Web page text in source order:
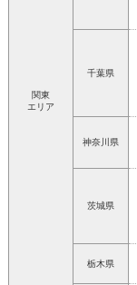
関東
エリア
千葉県
神奈川県
茨城県
栃木県